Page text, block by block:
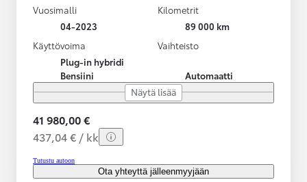
Vuosimalli
04-2023
Kilometrit
89 000 km
Käyttövoima
Plug-in hybridi
Bensiini
Vaihteisto
Automaatti
Näytä lisää
41 980,00 €
437,04 € / kk
Tutustu autoon
Ota yhteyttä jälleenmyyjään